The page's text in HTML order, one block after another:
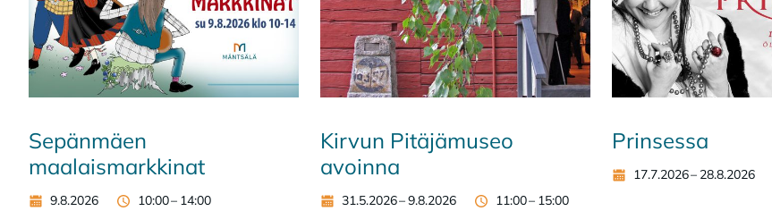
Sepänmäen
maalaismarkkinat
9.8.2026 10:00– 14:00
Kirvun Pitäjämuseo
avoinna
31.5.2026–9.8.2026 11:00– 15:00
Prinsessa
17.7.2026– 28.8.2026